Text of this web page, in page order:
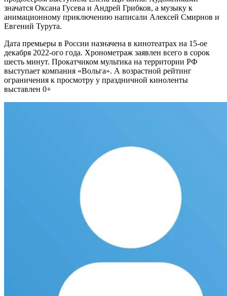
значатся Оксана Гусева и Андрей Грибков, а музыку к
анимационному приключению написали Алексей Смирнов и
Евгений Турута.
Дата премьеры в России назначена в кинотеатрах на 15-ое
декабря 2022-ого года. Хронометраж заявлен всего в сорок
шесть минут. Прокатчиком мультика на территории РФ
выступает компания «Вольга». А возрастной рейтинг
ограничения к просмотру у праздничной киноленты
выставлен 0+